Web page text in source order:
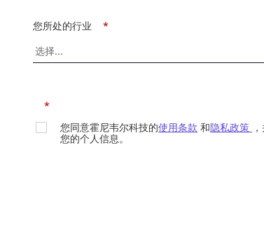
*
您所处的行业
*
您同意霍尼韦尔科技的使用条款 和隐私政策
您的个人信息。